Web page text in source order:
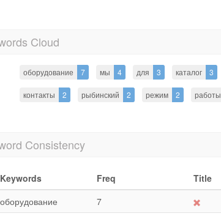
Cloud
оборудование 7 мы 4 для 3 каталог 3
контакты 2 рыбинский 2 режим 2 работы
Consistency
Keywords Freq Title
оборудование
7